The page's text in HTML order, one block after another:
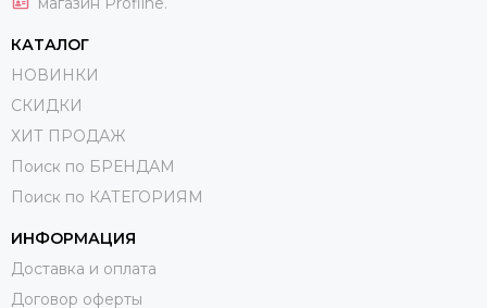
КАТАЛОГ
НОВИНКИ
СКИДКИ
ХИТ ПРОДАЖ
Поиск по БРЕНДАМ
Поиск по КАТЕГОРИЯМ
ИНФОРМАЦИЯ
Доставка и оплата
Договор оферты